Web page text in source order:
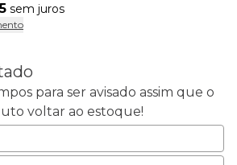
sem juros
para ser avisado assim que o
voltar ao estoque!